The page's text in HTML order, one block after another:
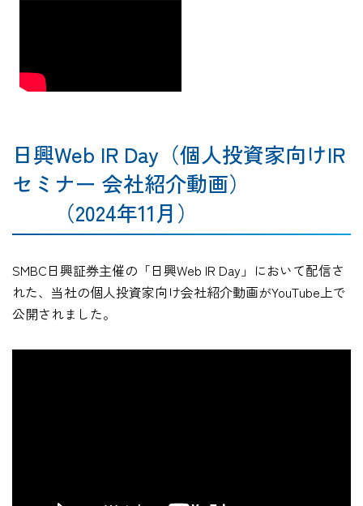
日興Web IR Day（個人投資家向けIR
セミナー 会社紹介動画）
（2024年11月）
SMBC日興証券主催の「日興Web IR Day」において配信さ
れた、当社の個人投資家向け会社紹介動画がYouTube上で
公開されました。